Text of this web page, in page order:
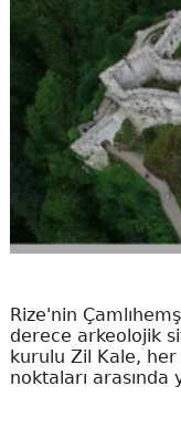
Rize'nin
derece arkeolojik
kurulu Zil Kale,
noktaları arasında